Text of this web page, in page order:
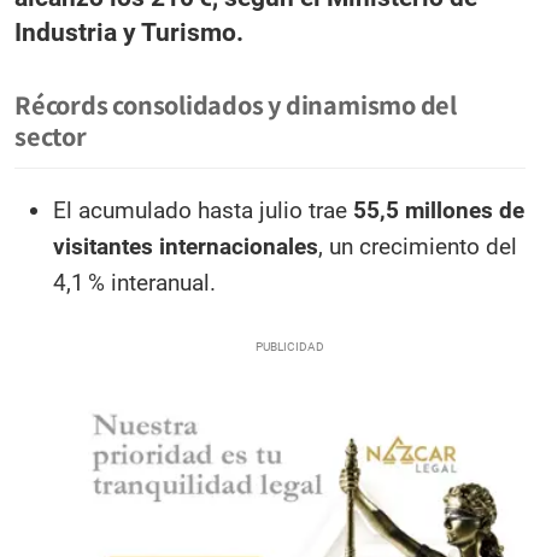
Industria y Turismo.
Récords consolidados y dinamismo del
sector
El acumulado hasta julio trae 55,5 millones de
visitantes internacionales, un crecimiento del
4,1 % interanual.